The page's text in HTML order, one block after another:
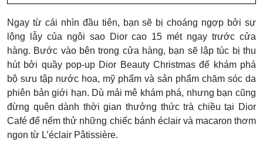
Ngay từ cái nhìn đầu tiên, bạn sẽ bị choáng ngợp bởi sự
lộng lẫy của ngôi sao Dior cao 15 mét ngay trước cửa
hàng. Bước vào bên trong cửa hàng, bạn sẽ lập túc bị thu
hút bởi quầy pop-up Dior Beauty Christmas để khám phá
bộ sưu tập nước hoa, mỹ phẩm và sản phẩm chăm sóc da
phiên bản giới hạn. Dù mải mê khám phá, nhưng bạn cũng
đừng quêndành thời gian thưởng thức trà chiều tại Dior
Café để nếm thử những chiếc bánh éclair và macaron thơm
ngon từ L’éclair Pâtissière.